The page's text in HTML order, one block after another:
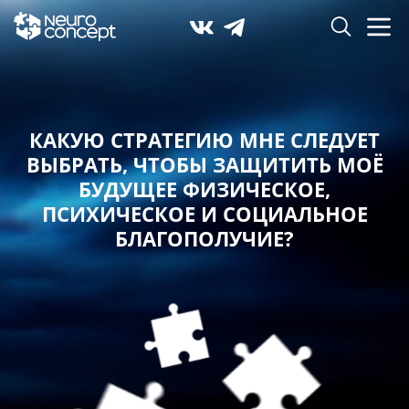
КАКУЮ СТРАТЕГИЮ МНЕ СЛЕДУЕТ
ВЫБРАТЬ,ЧТОБЫ ЗАЩИТИТЬ МОЁ
БУДУЩЕЕ ФИЗИЧЕСКОЕ,
ПСИХИЧЕСКОЕ И СОЦИАЛЬНОЕ
БЛАГОПОЛУЧИЕ?